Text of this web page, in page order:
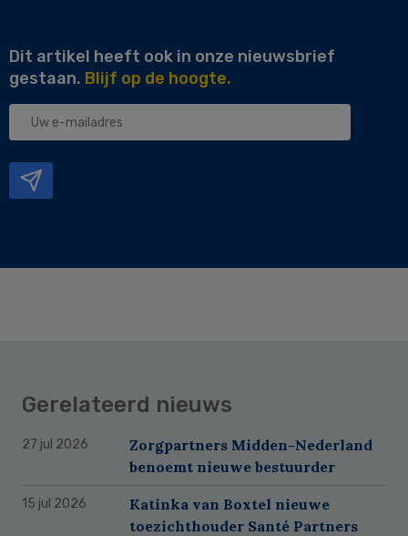
Dit artikel heeft ook in onze nieuwsbrief
gestaan. Blijf op de hoogte.
Uw
Gerelateerd nieuws
27 jul 2026
Zorgpartners Midden-Nederland
benoemt nieuwe bestuurder
15 jul 2026
Katinka van Boxtel nieuwe
toezichthouder Santé Partners